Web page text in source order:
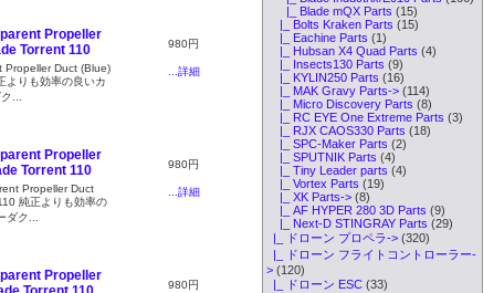
Propeller
Torrent 110
Propeller Duct (Blue)
よりも効率の良いカ
...
980円
...詳細
Propeller
Torrent 110
Propeller Duct
純正よりも効率の
ダク...
980円
...詳細
Propeller
980円
|_ Blade mQX Parts (15)
|_ Bolts Kraken Parts (15)
|_ Eachine Parts (1)
|_ Hubsan X4 Quad Parts (4)
|_ Insects130 Parts (9)
|_ KYLIN250 Parts (16)
|_ MAK Gravy Parts->(114)
|_ Micro Discovery Parts (8)
|_ RC EYE One Extreme Parts (3)
|_ RJX CAOS330 Parts (18)
|_ SPC-Maker Parts (2)
|_ SPUTNIK Parts (4)
|_ Tiny Leader parts (4)
|_ Vortex Parts (19)
|_ XK Parts->(8)
|_ AF HYPER 280 3D Parts (9)
|_ Next-D STINGRAY Parts (29)
|_ ドローン プロペラ->(320)
|_ ドローン フライトコントローラー-
>(120)
|_ ドローン ESC(33)